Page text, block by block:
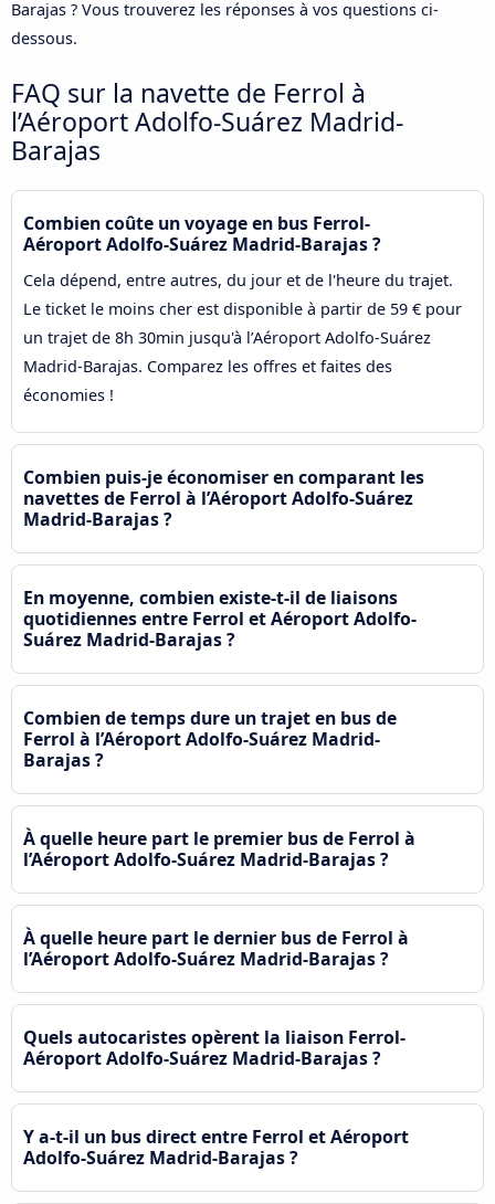
Barajas ? Vous trouverez les réponses à vos questions ci-
dessous.
FAQ sur la navette de Ferrol à
l’Aéroport Adolfo-Suárez Madrid-
Barajas
Combien coûte un voyage en bus Ferrol-
Aéroport Adolfo-Suárez Madrid-Barajas ?
Cela dépend, entre autres, du jour et de l'heure du trajet.
Le ticket le moins cher est disponible à partir de 59 € pour
un trajet de 8h 30min jusqu'à l’Aéroport Adolfo-Suárez
Madrid-Barajas. Comparez les offres et faites des
économies !
Combien puis-je économiser en comparant les
navettes de Ferrol à l’Aéroport Adolfo-Suárez
Madrid-Barajas ?
En moyenne, combien existe-t-il de liaisons
quotidiennes entre Ferrol et Aéroport Adolfo-
Suárez Madrid-Barajas ?
Combien de temps dure un trajet en bus de
Ferrol à l’Aéroport Adolfo-Suárez Madrid-
Barajas ?
À quelle heure part le premier bus de Ferrol à
l’Aéroport Adolfo-Suárez Madrid-Barajas ?
À quelle heure part le dernier bus de Ferrol à
l’Aéroport Adolfo-Suárez Madrid-Barajas ?
Quels autocaristes opèrent la liaison Ferrol-
Aéroport Adolfo-Suárez Madrid-Barajas ?
Y a-t-il un bus direct entre Ferrol et Aéroport
Adolfo-Suárez Madrid-Barajas ?